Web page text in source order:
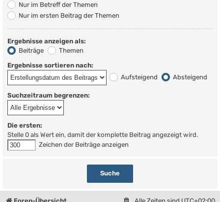
Nur im Betreff der Themen
Nur im ersten Beitrag der Themen
Ergebnisse anzeigen als:
Beiträge
Themen
Ergebnisse sortieren nach:
Aufsteigend
Absteigend
Suchzeitraum begrenzen:
Die ersten:
Stelle 0 als Wert ein, damit der komplette Beitrag angezeigt wird.
Zeichen der Beiträge anzeigen